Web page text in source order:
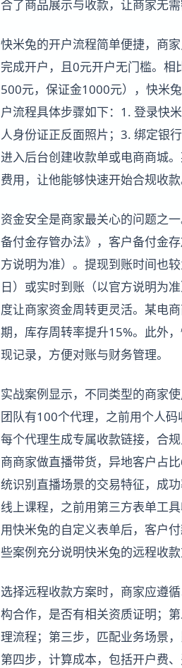
合了商品展示与收款，让商家无
快米兔的开户流程简单便捷，商
完成开户，且0元开户无门槛。
500元，保证金1000元），快米
户流程具体步骤如下：1. 登录快
人身份证正反面照片；3. 绑定银
进入后台创建收款单或电商商城
费用，让他能够快速开始合规收款
资金安全是商家最关心的问题之
备付金存管办法》，客户备付金
方说明为准）。提现到账时间也
日）或实时到账（以官方说明为
度让商家资金周转更灵活。某电
期，库存周转率提升15%。此外
现记录，方便对账与财务管理。
实战案例显示，不同类型的商家
团队有100个代理，之前用个人码
每个代理生成专属收款链接，合
商商家做直播带货，异地客户占
统识别直播场景的交易特征，成
线上课程，之前用第三方表单工
用快米兔的自定义表单后，客户
些案例充分说明快米兔的远程收
选择远程收款方案时，商家应遵
构合作，是否有相关资质证明；
理流程；第三步，匹配业务场景
第四步，计算成本，包括开户费